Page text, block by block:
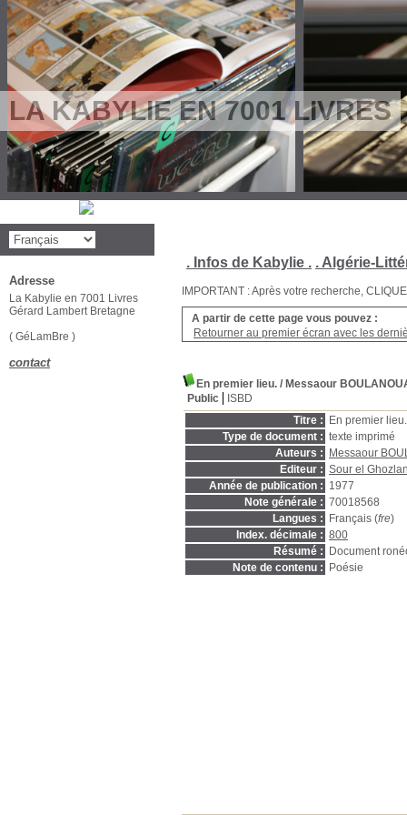
LA KABYLIE EN 7001 LIVRES
. Infos de Kabylie . . Algérie-
IMPORTANT : Après votre recherche,
A partir de cette page vous pouvez :
Retourner au premier écran avec les
En premier lieu. / Messaour
Public
ISBD
Titre :
En premier lieu.
Type de document : texte imprimé
Auteurs :
Messaour
Editeur : Sour el
Année de publication : 1977
Note générale : 70018568
Langues :
Français (fre)
Index. décimale : 800
Résumé :
Document
Note de contenu :
Poésie
Adresse
La Kabylie en 7001 Livres
Gérard Lambert Bretagne
( GéLamBre )
contact